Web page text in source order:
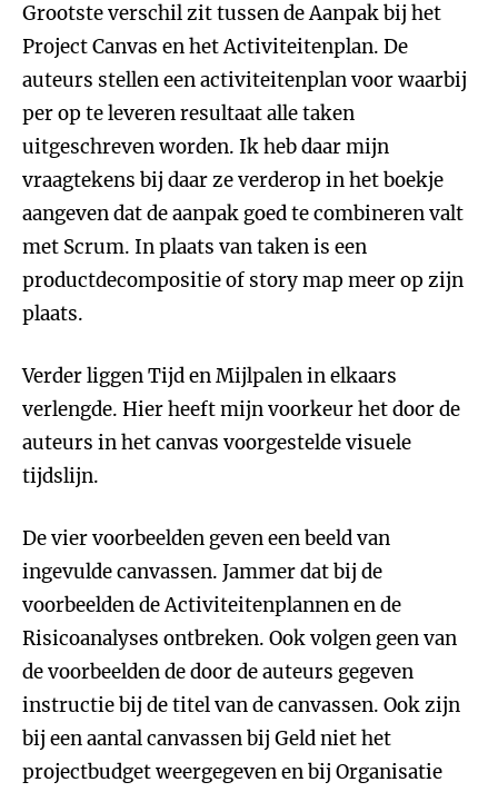
Grootste verschil zit tussen de Aanpak bij het
Project Canvas en het Activiteitenplan. De
auteurs stellen een activiteitenplan voor waarbij
per op te leveren resultaat alle taken
uitgeschreven worden. Ik heb daar mijn
vraagtekens bij daar ze verderop in het boekje
aangeven dat de aanpak goed te combineren valt
met Scrum. In plaats van taken is een
productdecompositie of story map meer op zijn
plaats.
Verder liggen Tijd en Mijlpalen in elkaars
verlengde. Hier heeft mijn voorkeur het door de
auteurs in het canvas voorgestelde visuele
tijdslijn.
De vier voorbeelden geven een beeld van
ingevulde canvassen. Jammer dat bij de
voorbeelden de Activiteitenplannen en de
Risicoanalyses ontbreken. Ook volgen geen van
de voorbeelden de door de auteurs gegeven
instructie bij de titel van de canvassen. Ook zijn
bij een aantal canvassen bij Geld niet het
projectbudget weergegeven en bij Organisatie